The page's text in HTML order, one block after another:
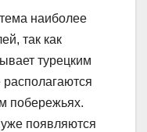
наиболее
так как
турецким
побережьях.
появляются